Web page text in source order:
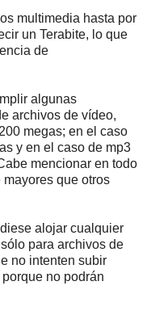
multimedia hasta por
un Terabite, lo que
de
algunas
archivos de vídeo,
megas; en el caso
y en el caso de mp3
mencionar en todo
que otros
alojar cualquier
para archivos de
no intenten subir
no podrán